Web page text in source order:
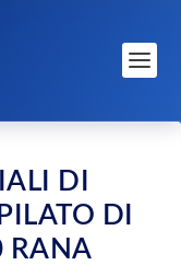
DI
DI
RANA